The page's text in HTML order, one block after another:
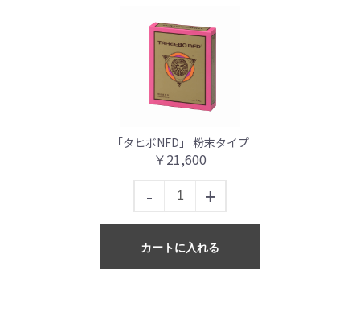
「タヒボNFD」 粉末タイプ
￥21,600
- +
カートに入れる